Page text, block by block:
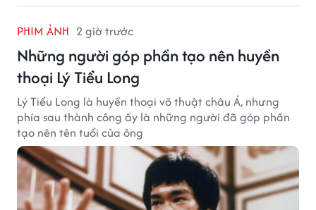
PHIM ẢNH 2 giờ trước
Những người góp phần tạo nên huyền
thoại Lý Tiểu Long
Lý Tiểu Long là huyền thoại võ thuật châu Á, nhưng
phía sau thành công ấy là những người đã góp phần
tạo nên tên tuổi của ông